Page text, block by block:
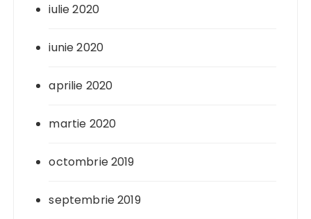
iulie 2020
iunie 2020
aprilie 2020
martie 2020
octombrie 2019
septembrie 2019